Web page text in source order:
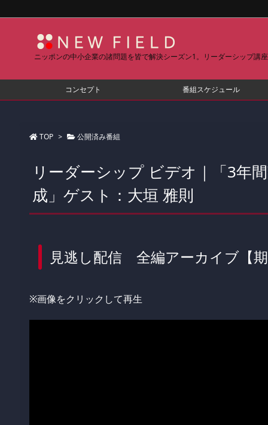
ニッポンの中小企業の諸問題を皆で解決シーズン1。リーダーシップ講
コンセプト 番組スケジュール
TOP > 公開済み番組
リーダーシップ ビデオ｜「3年
成」ゲスト：大垣 雅則
見逃し配信 全編アーカイブ【
※画像をクリックして再生